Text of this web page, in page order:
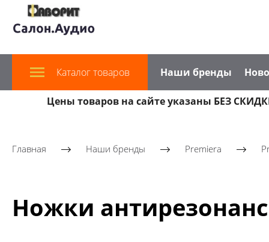
Каталог товаров Наши бренды
Цены товаров на сайте указаны БЕЗ
Главная Наши бренды Premiera
Ножки